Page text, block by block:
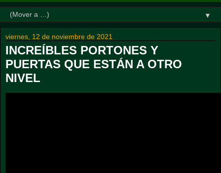
▼
viernes, 12 de noviembre de 2021
INCREÍBLES PORTONES Y
PUERTAS QUE ESTÁN A OTRO
NIVEL